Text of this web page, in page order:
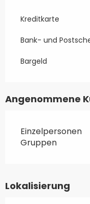
Kreditkarte
Bank- und
Bargeld
Angenommene
Einzelpersonen
Gruppen
Lokalisierung